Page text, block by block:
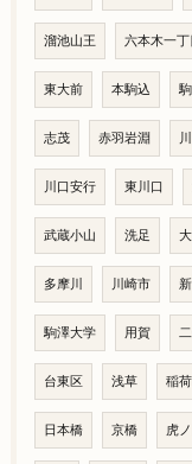
溜池山王 六本木一丁
東大前 本駒込
志茂 赤羽岩淵
川口安行 東川口
武蔵小山 洗足
多摩川 川崎市
駒澤大学 用賀
台東区 浅草 稲荷
日本橋 京橋 虎